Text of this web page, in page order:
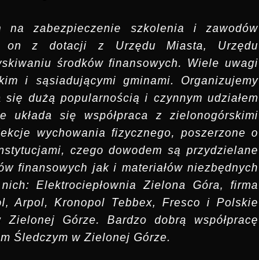
zabezpieczenie szkolenia i zawodów
on z dotacji z Urzędu Miasta, Urzędu
środków finansowych. Wiele uwagi
i sąsiadującymi gminami. Organizujemy
dużą popularnością i czynnym udziałem
układa się współpraca z zielonogórskimi
wychowania fizycznego, poszerzone o
czego dowodem są przydzielane
finansowych jak i materiałów niezbędnych
Elektrociepłownia Zielona Góra, firma
Arpol, Kronopol Tebbex, Fresco i Polskie
Górze. Bardzo dobrą współpracę
Śledczym w Zielonej Górze.